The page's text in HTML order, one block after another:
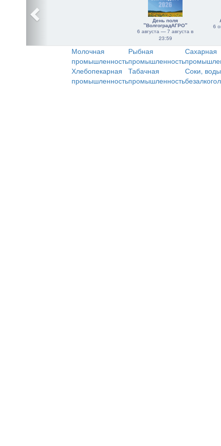
День поля
"ВолгоградАГРО"
6 августа — 7 августа в
23:59
6
Молочная
промышленность
Рыбная
промышленность
Сахарная
Хлебопекарная
промышленность
Табачная
промышленность
Соки,